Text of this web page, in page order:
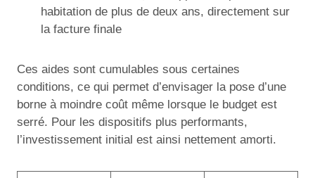
habitation de plus de deux ans, directement sur
la facture finale
Ces aides sont cumulables sous certaines
conditions, ce qui permet d’envisager la pose d’une
borne à moindre coût même lorsque le budget est
serré. Pour les dispositifs plus performants,
l’investissement initial est ainsi nettement amorti.